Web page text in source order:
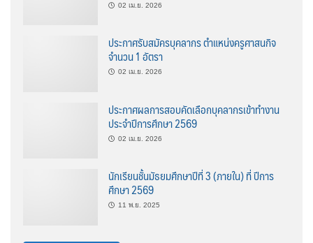
02 เม.ย. 2026
ประกาศรับสมัครบุคลากร ตำแหน่งครูศาสนกิจ
จำนวน 1 อัตรา
02 เม.ย. 2026
ประกาศผลการสอบคัดเลือกบุคลากรเข้าทำงาน
ประจำปีการศึกษา 2569
02 เม.ย. 2026
นักเรียนชั้นมัธยมศึกษาปีที่ 3 (ภายใน) ที่ ปีการ
ศึกษา 2569
11 พ.ย. 2025